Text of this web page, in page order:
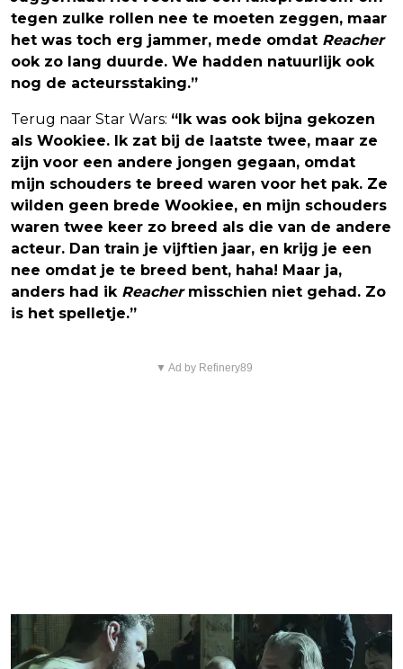
tegen zulke rollen nee te moeten zeggen, maar
het was toch erg jammer, mede omdat Reacher
ook zo lang duurde. We hadden natuurlijk ook
nog de acteursstaking.”
Terug naar Star Wars: “Ik was ook bijna gekozen
als Wookiee. Ik zat bij de laatste twee, maar ze
zijn voor een andere jongen gegaan, omdat
mijn schouders te breed waren voor het pak. Ze
wilden geen brede Wookiee, en mijn schouders
waren twee keer zo breed als die van de andere
acteur. Dan train je vijftien jaar, en krijg je een
nee omdat je te breed bent, haha! Maar ja,
anders had ik Reachermisschien niet gehad. Zo
is het spelletje.”
▼ Ad by Refinery89